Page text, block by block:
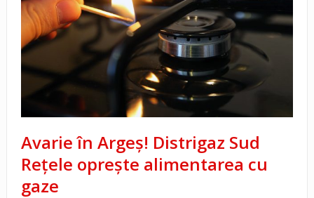
Avarie în Argeș! Distrigaz Sud
Rețele oprește alimentarea cu
gaze